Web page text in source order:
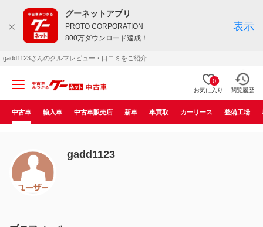
グーネットアプリ
PROTO CORPORATION
800万ダウンロード達成！
表示
gadd1123さんのクルマレビュー・口コミをご紹介
0
お気に入り 閲覧履歴
中古車 輸入車 中古車販売店 新車 車買取 カーリース 整備工場
gadd1123